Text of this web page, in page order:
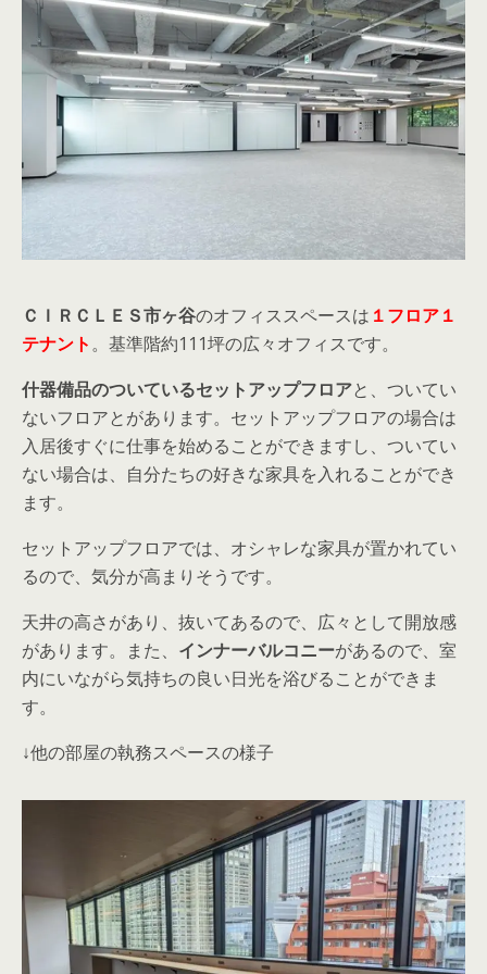
ＣＩＲＣＬＥＳ市ヶ谷のオフィススペースは １フロア１
テナント。基準階約111坪の広々オフィスです。
什器備品のついているセットアップフロアと、ついてい
ないフロアとがあります。セットアップフロアの場合は
入居後すぐに仕事を始めることができますし、ついてい
ない場合は、自分たちの好きな家具を入れることができ
ます。
セットアップフロアでは、オシャレな家具が置かれてい
るので、気分が高まりそうです。
天井の高さがあり、抜いてあるので、広々として開放感
があります。また、 インナーバルコニーがあるので、室
内にいながら気持ちの良い日光を浴びることができま
す。
↓他の部屋の執務スペースの様子